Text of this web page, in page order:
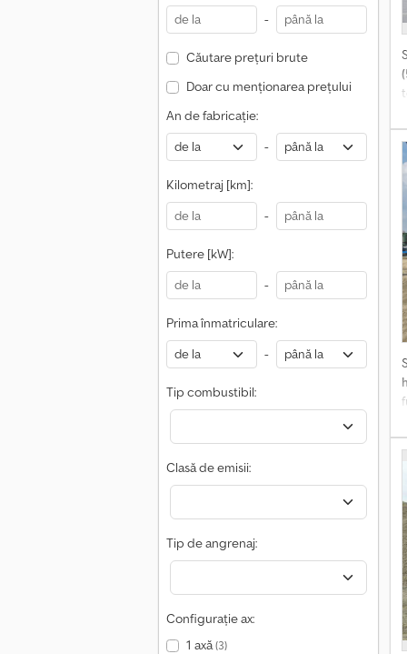
-
Căutare prețuri brute
Doar cu menționarea prețului
An de fabricație:
-
Kilometraj [km]:
-
Putere [kW]:
-
Prima înmatriculare:
-
Tip combustibil:
Clasă de emisii:
Tip de angrenaj:
Configurație ax:
1 axă(3)